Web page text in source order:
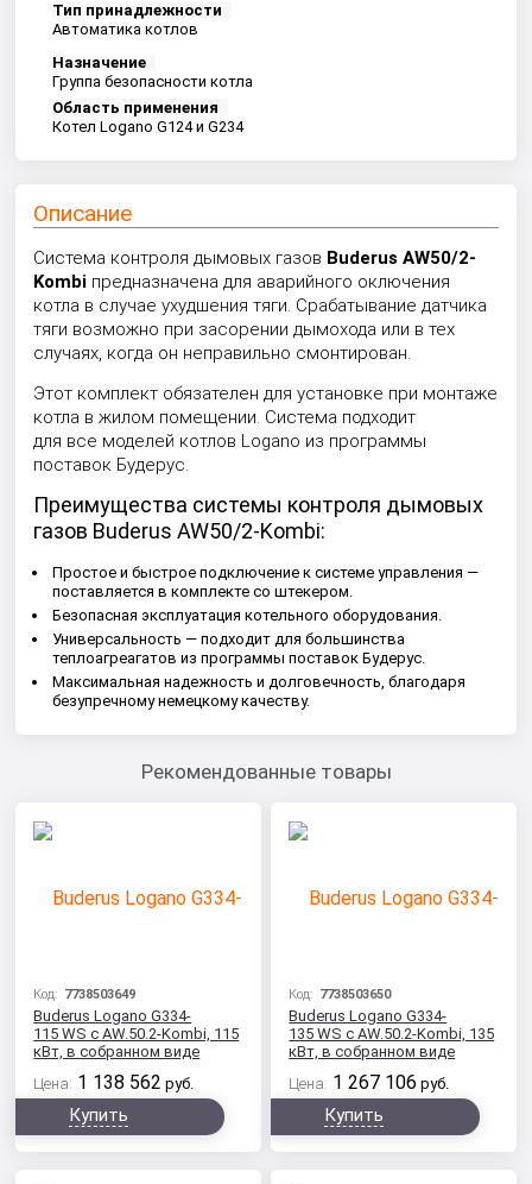
Тип принадлежности
Автоматика котлов
Назначение
Группа безопасности котла
Область применения
Котел Logano G124 и G234
Описание
Система контроля дымовых газов Buderus AW50/2-
Kombi предназначена для аварийного оключения
котла в случае ухудшения тяги. Срабатывание датчика
тяги возможно при засорении дымохода или в тех
случаях, когда он неправильно смонтирован.
Этот комплект обязателен для установке при монтаже
котла в жилом помещении. Система подходит
для все моделей котлов Logano из программы
поставок Будерус.
Преимущества системы контроля дымовых
газов Buderus AW50/2-Kombi:
Простое и быстрое подключение к системе управления —
поставляется в комплекте со штекером.
Безопасная эксплуатация котельного оборудования.
Универсальность — подходит для большинства
теплоагреагатов из программы поставок Будерус.
Максимальная надежность и долговечность, благодаря
безупречному немецкому качеству.
Рекомендованные товары
Код: 7738503649
Buderus Logano G334-
115 WS с AW.50.2-Kombi, 115
кВт, в собранном виде
Цена: 1 138 562 руб.
Купить
Код: 7738503650
Buderus Logano G334-
135 WS с AW.50.2-Kombi, 135
кВт, в собранном виде
Цена: 1 267 106 руб.
Купить